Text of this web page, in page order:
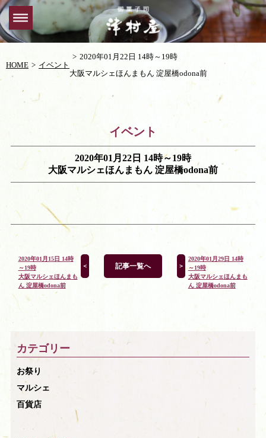
HOME イベント
2020年01月22日 14時～19時
大阪マルシェほんまもん 淀屋橋odona前
イベント
2020年01月22日 14時～19時
大阪マルシェほんまもん 淀屋橋odona前
2020年01月15日 14時
～19時
大阪マルシェほんまも
ん 淀屋橋odona前
＜ 記事一覧へ ＞
2020年01月29日 14時
～19時
大阪マルシェほんまも
ん 淀屋橋odona前
カテゴリー
お祭り
マルシェ
百貨店